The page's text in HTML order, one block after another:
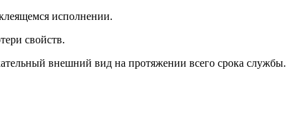
исполнении.
свойств.
внешний вид на протяжении всего срока службы.